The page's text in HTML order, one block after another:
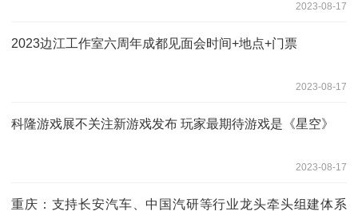
2023-08-17
2023边江工作室六周年成都见面会时间+地点+门票
2023-08-17
科隆游戏展不关注新游戏发布 玩家最期待游戏是《星空》
2023-08-17
重庆：支持长安汽车、中国汽研等行业龙头牵头组建体系